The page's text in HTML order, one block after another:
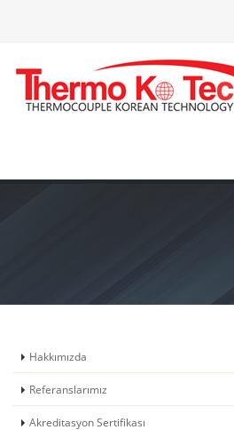
Hakkımızda
Referanslarımız
Akreditasyon Sertifikası